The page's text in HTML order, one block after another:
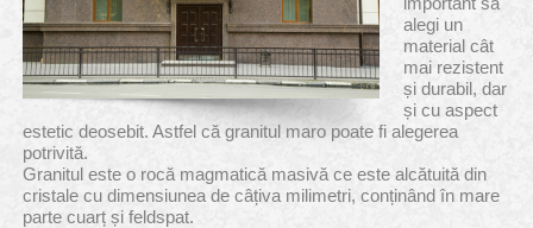
alegi un
material cât
mai rezistent
și durabil, dar
și cu aspect
estetic deosebit. Astfel că granitul maro poate fi alegerea
potrivită.
Granitul este o rocă magmatică masivă ce este alcătuită din
cristale cu dimensiunea de câțiva milimetri, conținând în mare
parte cuarț și feldspat.